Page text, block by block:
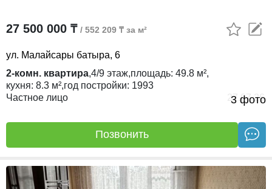
3 фото
27 500 000 ₸ / 552 209 ₸ за м²
ул. Малайсары батыра, 6
2-комн. квартира,4/9 этаж,площадь: 49.8 м²,
кухня: 8.3 м²,год постройки: 1993
Частное лицо
27.07.26
Позвонить